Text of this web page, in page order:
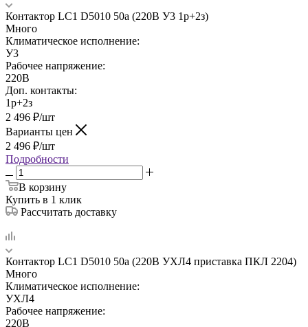
Контактор LC1 D5010 50а (220В У3 1р+2з)
Много
Климатическое исполнение:
У3
Рабочее напряжение:
220В
Доп. контакты:
1р+2з
2 496 ₽/шт
Варианты цен
2 496 ₽/шт
Подробности
В корзину
Купить в 1 клик
Рассчитать доставку
Контактор LC1 D5010 50а (220В УХЛ4 приставка ПКЛ 2204)
Много
Климатическое исполнение:
УХЛ4
Рабочее напряжение:
220В